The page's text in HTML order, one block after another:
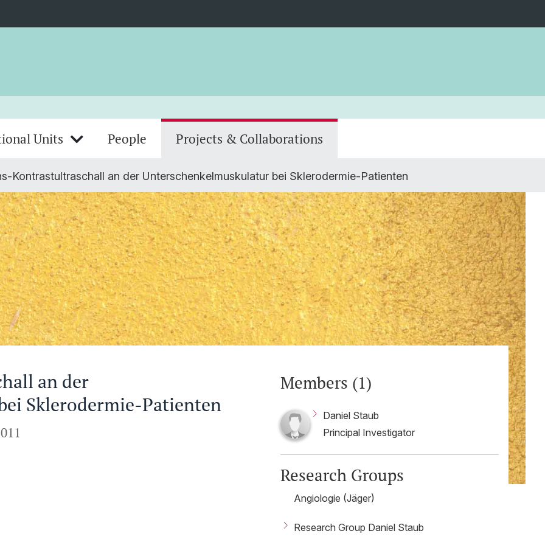
Units People Projects & Collaborations
Kontrastultraschall an der Unterschenkelmuskulatur bei Sklerodermie-Patienten
an der
Sklerodermie-Patienten
Members (1)
Daniel Staub
Principal Investigator
Research Groups
Angiologie (Jäger)
Research Group Daniel Staub